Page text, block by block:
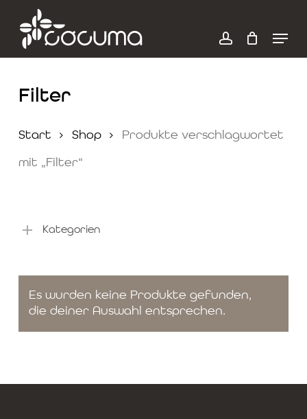
main
Menu
Filter
Start Shop Produkte verschlagwortet
mit „Filter“
Kategorien
Es wurden keine Produkte gefunden,
die deiner Auswahl entsprechen.